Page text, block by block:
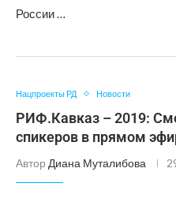
России …
Нацпроекты РД Новости
РИФ.Кавказ – 2019:
спикеров в прямом
Автор Диана Муталибова